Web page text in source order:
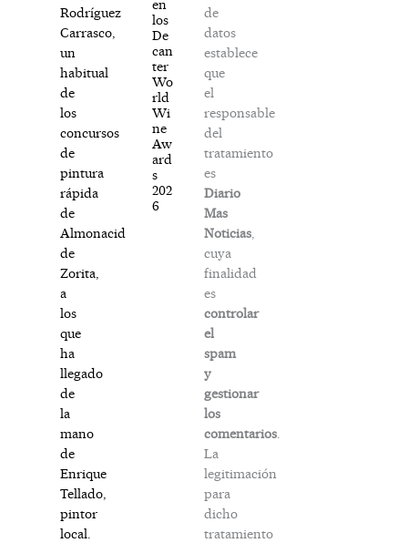
Rodríguez
Carrasco,
un
habitual
de
los
concursos
de
pintura
rápida
de
Almonacid
de
Zorita,
a
los
que
ha
llegado
de
la
mano
de
Enrique
Tellado,
pintor
local.
en
los
De
can
ter
Wo
rld
Wi
ne
Aw
ard
s
202
6
de
datos
establece
que
el
responsable
del
tratamiento
es
Diario
Mas
Noticias,
cuya
finalidad
es
controlar
el
spam
y
gestionar
los
comentarios.
La
legitimación
para
dicho
tratamiento